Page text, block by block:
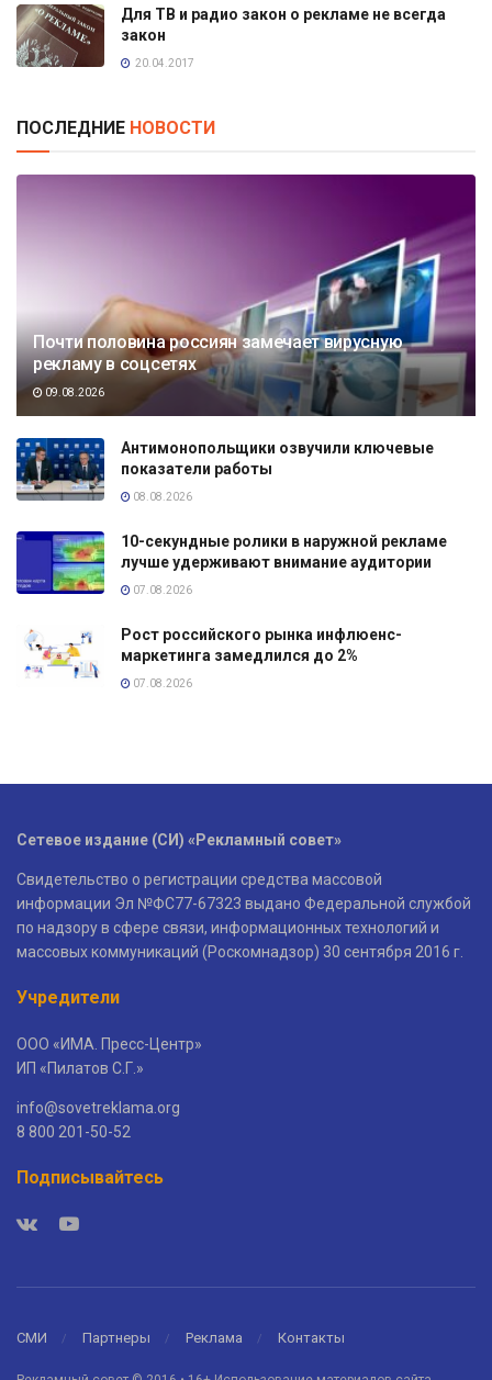
Для ТВ и радио закон о рекламе не всегда
закон
20.04.2017
ПОСЛЕДНИЕ НОВОСТИ
Почти половина россиян замечает вирусную
рекламу в соцсетях
09.08.2026
Антимонопольщики озвучили ключевые
показатели работы
08.08.2026
10-секундные ролики в наружной рекламе
лучше удерживают внимание аудитории
07.08.2026
Рост российского рынка инфлюенс-
маркетинга замедлился до 2%
07.08.2026
Сетевое издание (СИ) «Рекламный совет»
Свидетельство о регистрации средства массовой
информации Эл №ФС77-67323 выдано Федеральной службой
по надзору в сфере связи, информационных технологий и
массовых коммуникаций (Роскомнадзор) 30 сентября 2016 г.
Учредители
ООО «ИМА. Пресс-Центр»
ИП «Пилатов С.Г.»
info@sovetreklama.org
8 800 201-50-52
Подписывайтесь
СМИ Партнеры Реклама Контакты